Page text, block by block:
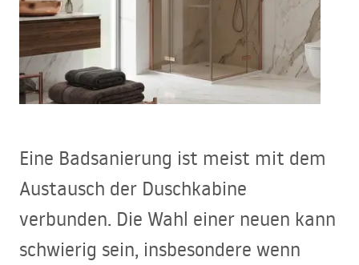
Eine Badsanierung ist meist mit dem
Austausch der Duschkabine
verbunden. Die Wahl einer neuen kann
schwierig sein, insbesondere wenn